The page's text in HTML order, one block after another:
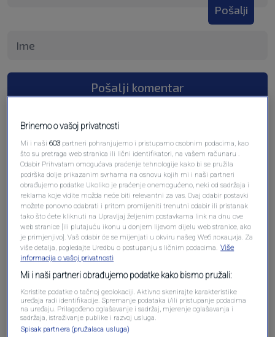
Pošalji
Pošalji komentar
Oglas
Brinemo o vašoj privatnosti
Mi i naši603 partneri pohranjujemo i pristupamo osobnim podacima, kao
što su pretraga web stranica ili lični identifikatori, na vašem računaru .
Odabir Prihvatam omogućava praćenje tehnologije kako bi se pružila
podrška dolje prikazanim svrhama na osnovu kojih mi i naši partneri
obrađujemo podatke Ukoliko je praćenje onemogućeno, neki od sadržaja i
reklama koje vidite možda neće biti relevantni za vas. Ovaj odabir postavki
možete ponovno odabrati i pritom promijeniti trenutni odabir ili pristanak
tako što ćete kliknuti na Upravljaj željenim postavkama link na dnu ove
web stranice [ili plutajuću ikonu u donjem lijevom dijelu web stranice, ako
je primjenjivo]. Vaš odabir će se mijenjati u okviru našeg Wеб локација. Za
više detalja, pogledajte Uredbu o postupanju s ličnim podacima. Više
informacija o vašoj privatnosti
Mi i naši partneri obrađujemo podatke kako bismo pružali:
Koristite podatke o tačnoj geolokaciji. Aktivno skenirajte karakteristike
uređaja radi identifikacije. Spremanje podataka i/ili pristupanje podacima
na uređaju. Prilagođeno oglašavanje i sadržaj, mjerenje oglašavanja i
sadržaja, istraživanje publike i razvoj usluga.
Spisak partnera (pružalaca usluga)